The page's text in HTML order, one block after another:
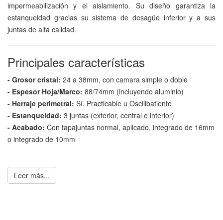
impermeabilización y el aislamiento. Su diseño garantiza la
estanqueidad gracias su sistema de desagüe inferior y a sus
juntas de alta calidad.
Principales características
- Grosor cristal: 24 a 38mm, con camara simple o doble
- Espesor Hoja/Marco: 88/74mm (incluyendo aluminio)
- Herraje perimetral: Sí. Practicable u Oscilibatiente
- Estanqueidad: 3 juntas (exterior, central e interior)
- Acabado: Con tapajuntas normal, aplicado, integrado de 16mm
o integrado de 10mm
Leer más...